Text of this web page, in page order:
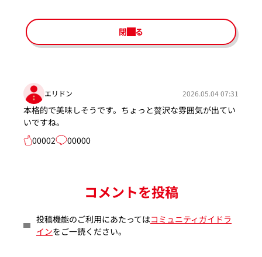
閉じる
エリドン 2026.05.04 07:31
本格的で美味しそうです。ちょっと贅沢な雰囲気が出てい
いですね。
00002
00000
コメントを投稿
投稿機能のご利用にあたってはコミュニティガイドラ
インをご一読ください。